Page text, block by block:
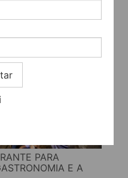
PARA
E A